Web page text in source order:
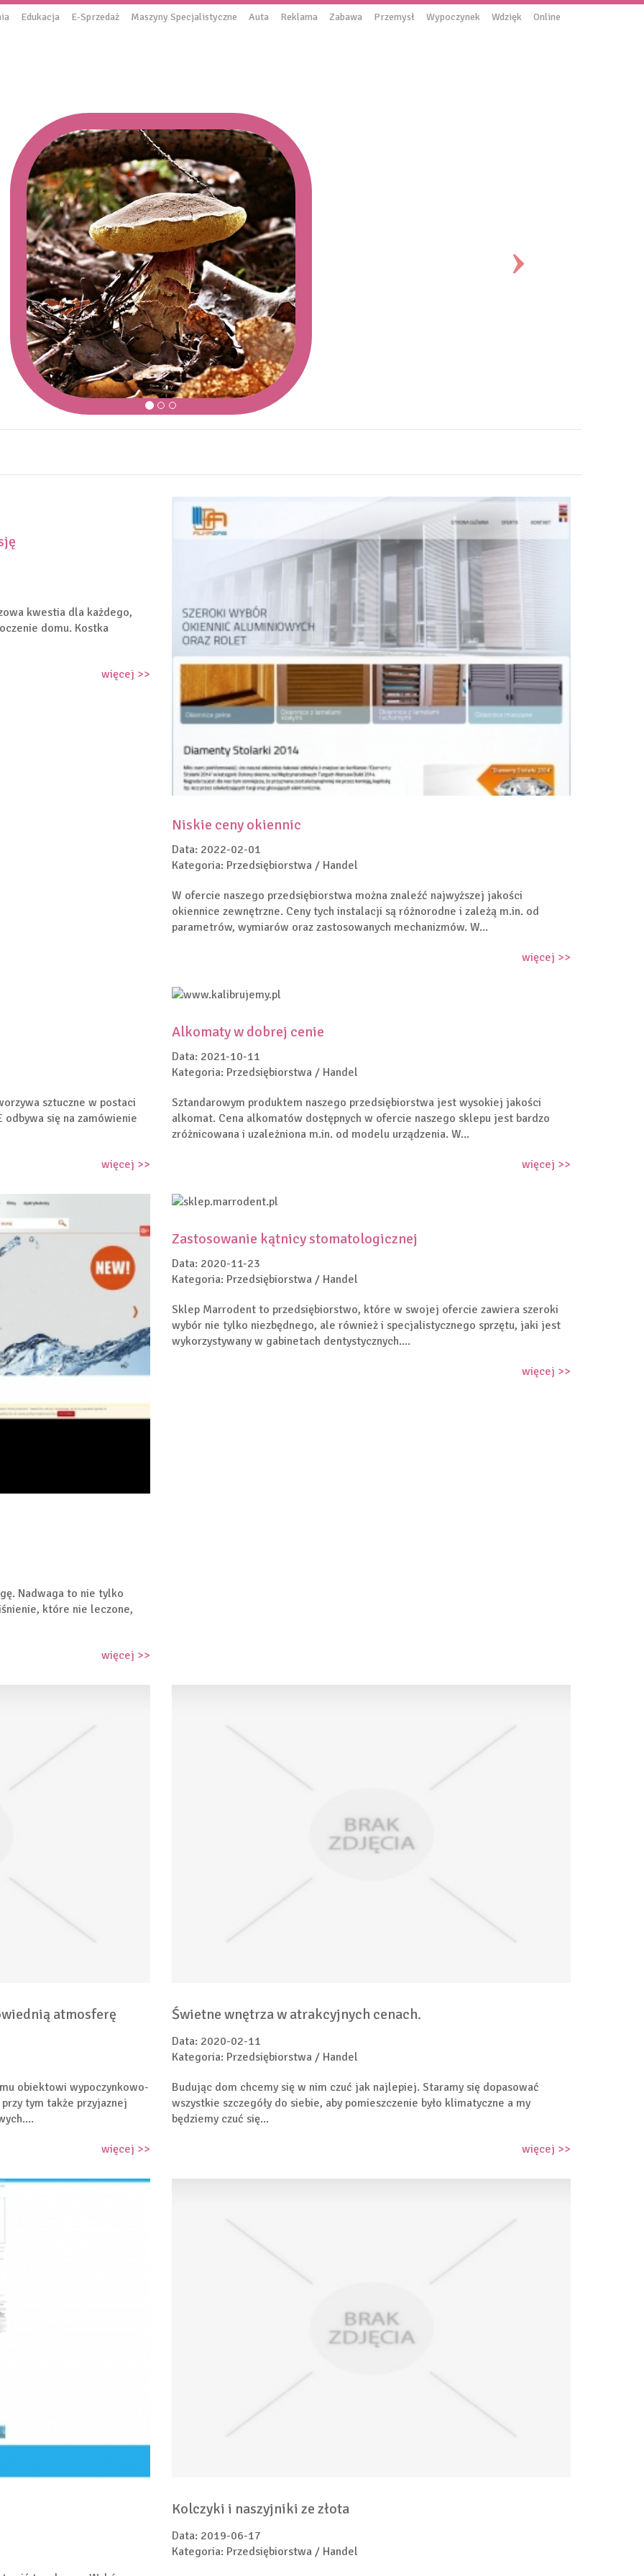
Edukacja E-Sprzedaż Maszyny Specjalistyczne Auta Reklama Zabawa Przemysł Wypoczynek Wdzięk Online
kwestia dla każdego,
domu. Kostka
więcej >>
Niskie ceny okiennic
Data: 2022-02-01
Kategoria: Przedsiębiorstwa / Handel
W ofercie naszego przedsiębiorstwa można znaleźć najwyższej jakości
okiennice zewnętrzne. Ceny tych instalacji są różnorodne i zależą m.in. od
parametrów, wymiarów oraz zastosowanych mechanizmów. W...
więcej >>
sztuczne w postaci
się na zamówienie
więcej >>
Alkomaty w dobrej cenie
Data: 2021-10-11
Kategoria: Przedsiębiorstwa / Handel
Sztandarowym produktem naszego przedsiębiorstwa jest wysokiej jakości
alkomat. Cena alkomatów dostępnych w ofercie naszego sklepu jest bardzo
zróżnicowana i uzależniona m.in. od modelu urządzenia. W...
więcej >>
Nadwaga to nie tylko
które nie leczone,
więcej >>
Zastosowanie kątnicy stomatologicznej
Data: 2020-11-23
Kategoria: Przedsiębiorstwa / Handel
Sklep Marrodent to przedsiębiorstwo, które w swojej ofercie zawiera szeroki
wybór nie tylko niezbędnego, ale również i specjalistycznego sprzętu, jaki jest
wykorzystywany w gabinetach dentystycznych....
więcej >>
atmosferę
obiektowi wypoczynkowo-
tym także przyjaznej
więcej >>
Świetne wnętrza w atrakcyjnych cenach.
Data: 2020-02-11
Kategoria: Przedsiębiorstwa / Handel
Budując dom chcemy się w nim czuć jak najlepiej. Staramy się dopasować
wszystkie szczegóły do siebie, aby pomieszczenie było klimatyczne a my
będziemy czuć się...
więcej >>
Kolczyki i naszyjniki ze złota
Data: 2019-06-17
Kategoria: Przedsiębiorstwa / Handel